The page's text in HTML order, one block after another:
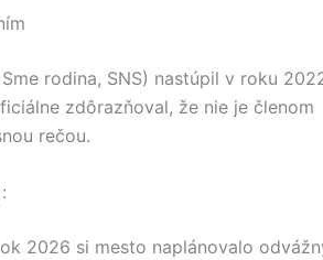
rodina, SNS) nastúpil v roku
zdôrazňoval, že nie je členom
rečou.
2026 si mesto naplánovalo